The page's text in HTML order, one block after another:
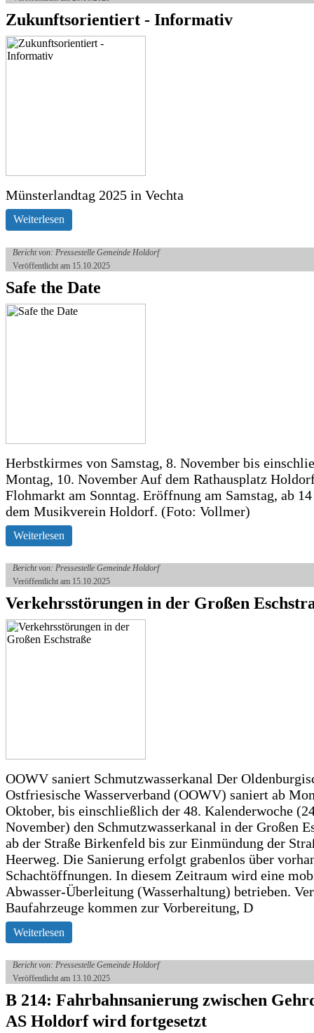
Zukunftsorientiert - Informativ
Münsterlandtag 2025 in Vechta
Weiterlesen
Bericht von: Pressestelle Gemeinde Holdorf
Veröffentlicht am 15.10.2025
Safe the Date
Herbstkirmes von Samstag, 8. November bis
Montag, 10. November Auf dem Rathausplatz
Flohmarkt am Sonntag. Eröffnung am Samstag, ab
dem Musikverein Holdorf. (Foto: Vollmer)
Weiterlesen
Bericht von: Pressestelle Gemeinde Holdorf
Veröffentlicht am 15.10.2025
Verkehrsstörungen in der Großen
OOWV saniert Schmutzwasserkanal Der
Ostfriesische Wasserverband (OOWV) saniert ab
Oktober, bis einschließlich der 48. Kalenderwoche
November) den Schmutzwasserkanal in der Großen
ab der Straße Birkenfeld bis zur Einmündung der
Heerweg. Die Sanierung erfolgt grabenlos über
Schachtöffnungen. In diesem Zeitraum wird eine
Abwasser-Überleitung (Wasserhaltung) betrieben.
Baufahrzeuge kommen zur Vorbereitung, D
Weiterlesen
Bericht von: Pressestelle Gemeinde Holdorf
Veröffentlicht am 13.10.2025
B 214: Fahrbahnsanierung zwischen
AS Holdorf wird fortgesetzt